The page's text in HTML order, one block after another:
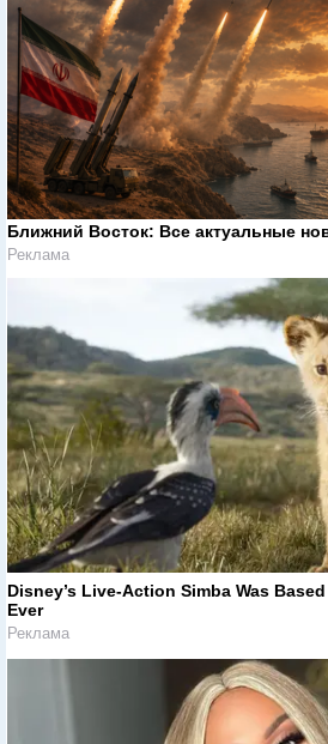
Ближний Восток: Все актуальные
Реклама
Disney’s Live-Action Simba Was
Ever
Реклама